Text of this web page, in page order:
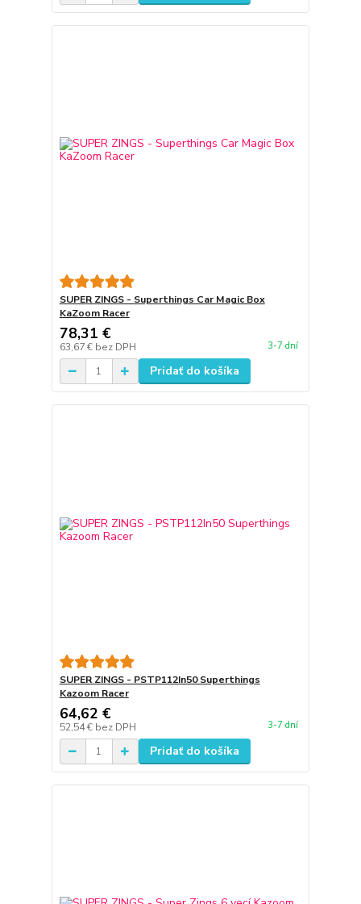
SUPER ZINGS - Superthings Car Magic Box
KaZoom Racer
78,31 €
63,67 € bez DPH 3-7 dní
Pridať do košíka
SUPER ZINGS - PSTP112In50 Superthings
Kazoom Racer
64,62 €
52,54 € bez DPH 3-7 dní
Pridať do košíka